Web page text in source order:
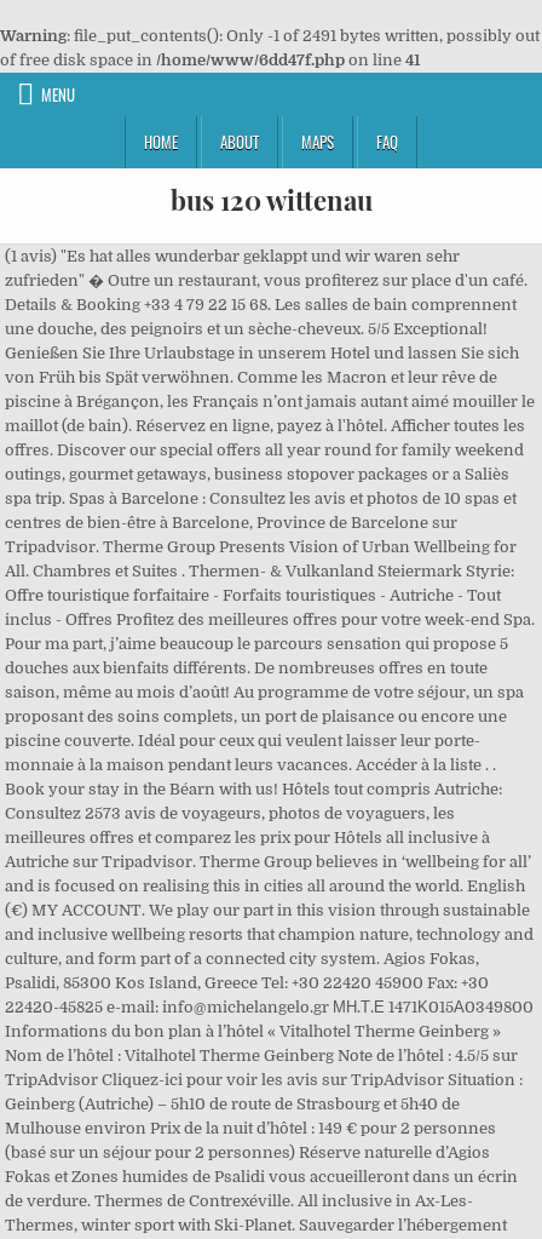
Warning: file_put_contents(): Only -1 of 2491 bytes written, possibly out
of free disk space in /home/www/6dd47f.php on line 41
MENU
HOME
ABOUT MAPS FAQ
bus 120 wittenau
(1 avis) "Es hat alles wunderbar geklappt und wir waren sehr
zufrieden" � Outre un restaurant, vous profiterez sur place d'un café.
Details & Booking +33 4 79 22 15 68. Les salles de bain comprennent
une douche, des peignoirs et un sèche-cheveux. 5/5 Exceptional!
Genießen Sie Ihre Urlaubstage in unserem Hotel und lassen Sie sich
von Früh bis Spät verwöhnen. Comme les Macron et leur rêve de
piscine à Brégançon, les Français n’ont jamais autant aimé mouiller le
maillot (de bain). Réservez en ligne, payez à l'hôtel. Afficher toutes les
offres. Discover our special offers all year round for family weekend
outings, gourmet getaways, business stopover packages or a Saliès
spa trip. Spas à Barcelone : Consultez les avis et photos de 10 spas et
centres de bien-être à Barcelone, Province de Barcelone sur
Tripadvisor. Therme Group Presents Vision of Urban Wellbeing for
All. Chambres et Suites . Thermen- & Vulkanland Steiermark Styrie:
Offre touristique forfaitaire - Forfaits touristiques - Autriche - Tout
inclus - Offres Profitez des meilleures offres pour votre week-end Spa.
Pour ma part, j’aime beaucoup le parcours sensation qui propose 5
douches aux bienfaits différents. De nombreuses offres en toute
saison, même au mois d’août! Au programme de votre séjour, un spa
proposant des soins complets, un port de plaisance ou encore une
piscine couverte. Idéal pour ceux qui veulent laisser leur porte-
monnaie à la maison pendant leurs vacances. Accéder à la liste . .
Book your stay in the Béarn with us! Hôtels tout compris Autriche:
Consultez 2573 avis de voyageurs, photos de voyaguers, les
meilleures offres et comparez les prix pour Hôtels all inclusive à
Autriche sur Tripadvisor. Therme Group believes in ‘wellbeing for all’
and is focused on realising this in cities all around the world. English
(€) MY ACCOUNT. We play our part in this vision through sustainable
and inclusive wellbeing resorts that champion nature, technology and
culture, and form part of a connected city system. Agios Fokas,
Psalidi, 85300 Kos Island, Greece Tel: +30 22420 45900 Fax: +30
22420-45825 e-mail: info@michelangelo.gr ΜΗ.Τ.Ε 1471Κ015Α0349800
Informations du bon plan à l’hôtel « Vitalhotel Therme Geinberg »
Nom de l’hôtel : Vitalhotel Therme Geinberg Note de l’hôtel : 4.5/5 sur
TripAdvisor Cliquez-ici pour voir les avis sur TripAdvisor Situation :
Geinberg (Autriche) – 5h10 de route de Strasbourg et 5h40 de
Mulhouse environ Prix de la nuit d’hôtel : 149 € pour 2 personnes
(basé sur un séjour pour 2 personnes) Réserve naturelle d’Agios
Fokas et Zones humides de Psalidi vous accueilleront dans un écrin
de verdure. Thermes de Contrexéville. All inclusive in Ax-Les-
Thermes, winter sport with Ski-Planet. Sauvegarder l’hébergement